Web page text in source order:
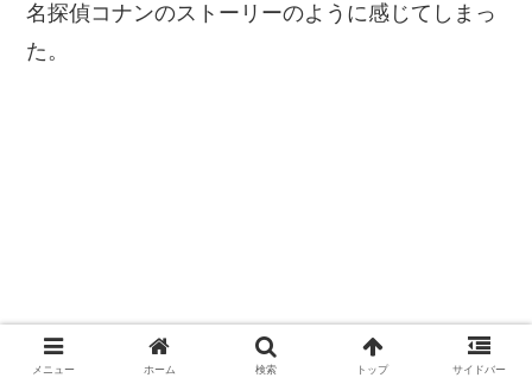
名探偵コナンのストーリーのように感じてしまっ
た。
メニュー ホーム 検索 トップ サイドバー